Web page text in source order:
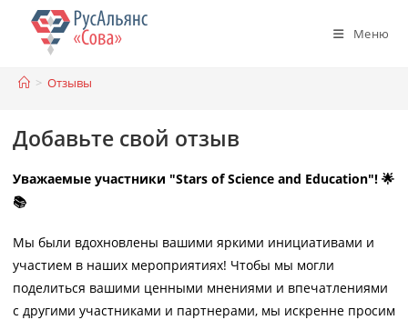
Перейти
содержимому
Меню
> Отзывы
Добавьте свой отзыв
Уважаемые участники "Stars of Science and Education"! 🌟
📚
Мы были вдохновлены вашими яркими инициативами и
участием в наших мероприятиях! Чтобы мы могли
поделиться вашими ценными мнениями и впечатлениями
с другими участниками и партнерами, мы искренне просим